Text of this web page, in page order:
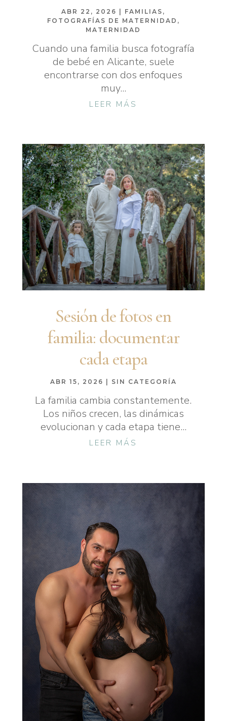
ABR 22, 2026 FAMILIAS ,
FOTOGRAFÍAS DE MATERNIDAD ,
MATERNIDAD
Cuando una familia busca fotografía
de bebé en Alicante, suele
encontrarse con dos enfoques
muy...
LEER MÁS
Sesión de fotos en
familia: documentar
cada etapa
ABR 15, 2026 SIN CATEGORÍA
La familia cambia constantemente.
Los niños crecen, las dinámicas
evolucionan y cada etapa tiene...
LEER MÁS